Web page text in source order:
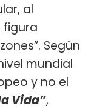
al
figura
Según
mundial
y no el
Vida”,